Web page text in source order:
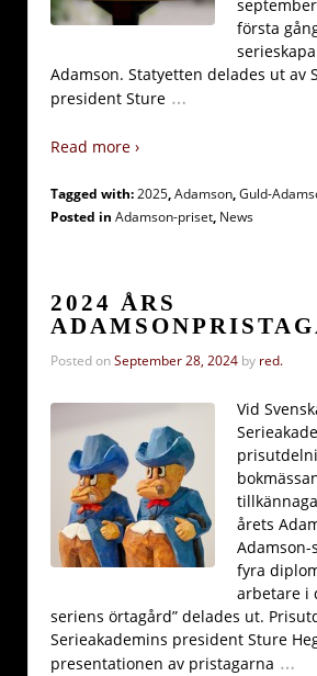
första
Adamson. Statyetten delades ut av
president Sture …
Read more ›
Tagged with:2025,Adamson,Guld-
Posted in Adamson-priset, News
2024 ÅRS
Posted onSeptember 28, 2024 by red.
Vid
årets
fyra
arbetare i
seriens örtagård” delades ut.
Serieakademins president Sture
presentationen av pristagarna …